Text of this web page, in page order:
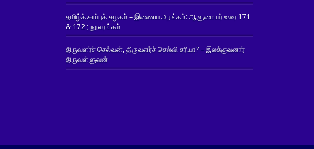
தமிழ்க் காப்புக் கழகம் – இணைய அரங்கம்: ஆளுமையர் உரை 171
& 172 ; நூலரங்கம்
திருவளர்ச் செல்வன், திருவளர்ச் செல்வி சரியா? – இலக்குவனார்
திருவள்ளுவன்